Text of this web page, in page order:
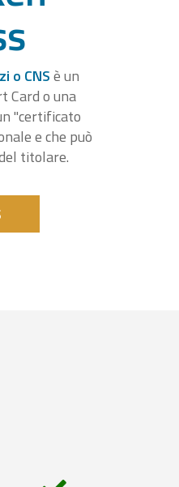
o CNSè un
Card o una
"certificato
e che può
titolare.